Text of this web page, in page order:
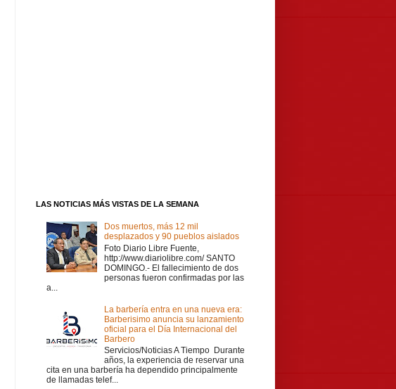
LAS NOTICIAS MÁS VISTAS DE LA SEMANA
Dos muertos, más 12 mil
desplazados y 90 pueblos aislados
Foto Diario Libre Fuente,
http://www.diariolibre.com/ SANTO
DOMINGO.- El fallecimiento de dos
personas fueron confirmadas por las
a...
La barbería entra en una nueva era:
Barberisimo anuncia su lanzamiento
oficial para el Día Internacional del
Barbero
Servicios/Noticias A Tiempo Durante
años, la experiencia de reservar una
cita en una barbería ha dependido principalmente
de llamadas telef...